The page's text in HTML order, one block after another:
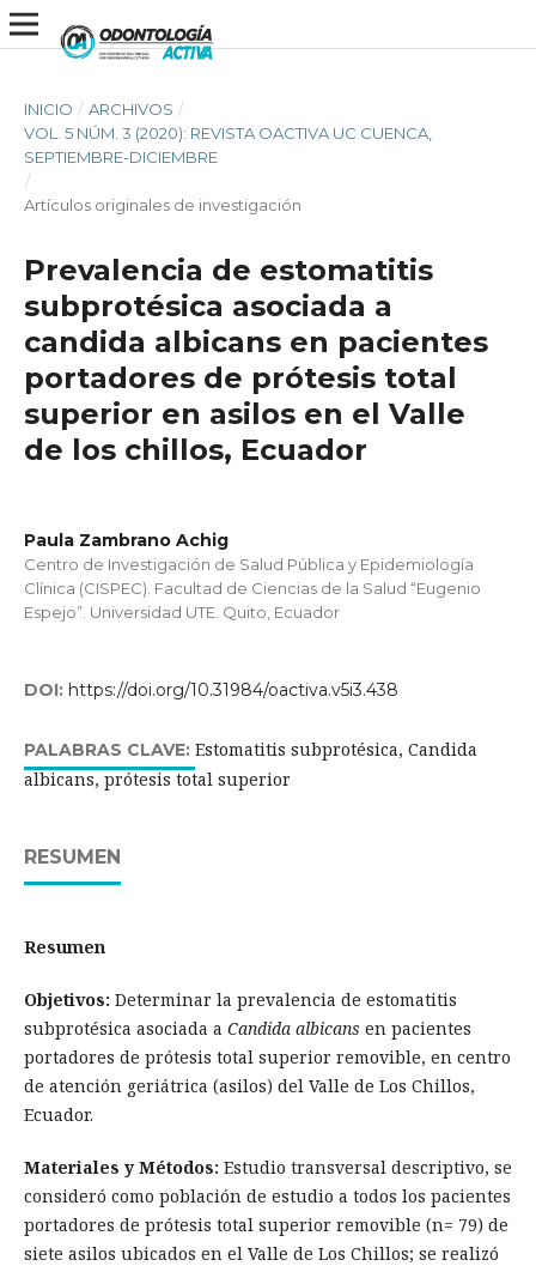
INICIO / ARCHIVOS /
VOL. 5 NÚM. 3 (2020): REVISTA OACTIVA UC CUENCA,
SEPTIEMBRE-DICIEMBRE
/
Artículos originales de investigación
Prevalencia de estomatitis
subprotésica asociada a
candida albicans en pacientes
portadores de prótesis total
superior en asilos en el Valle
de los chillos, Ecuador
Paula Zambrano Achig
Centro de Investigación de Salud Pública y Epidemiología
Clínica (CISPEC). Facultad de Ciencias de la Salud “Eugenio
Espejo”. Universidad UTE. Quito, Ecuador
DOI: https://doi.org/10.31984/oactiva.v5i3.438
PALABRAS CLAVE: Estomatitis subprotésica, Candida
albicans, prótesis total superior
RESUMEN
Resumen
Objetivos: Determinar la prevalencia de estomatitis
subprotésica asociada a Candida albicans en pacientes
portadores de prótesis total superior removible, en centro
de atención geriátrica (asilos) del Valle de Los Chillos,
Ecuador.
Materiales y Métodos: Estudio transversal descriptivo, se
consideró como población de estudio a todos los pacientes
portadores de prótesis total superior removible (n= 79) de
siete asilos ubicados en el Valle de Los Chillos; se realizó